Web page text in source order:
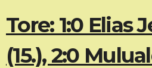
Tore: 1:0 Elias
(15.), 2:0